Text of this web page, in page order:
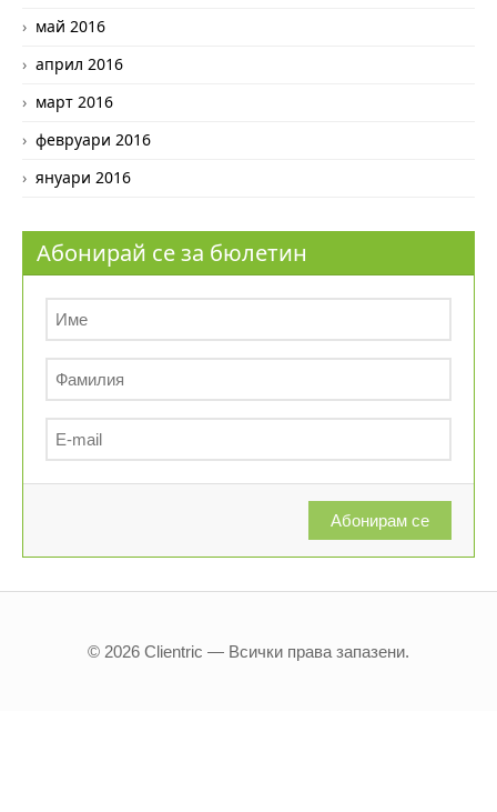
май 2016
април 2016
март 2016
февруари 2016
януари 2016
Абонирай се за бюлетин
Абонирам се
© 2026 Clientric — Всички права запазени.